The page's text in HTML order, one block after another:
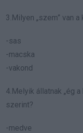
3.Milyen „szem” van
-sas
-macska
-vakond
4.Melyik állatnak „ég
szerint?
-medve